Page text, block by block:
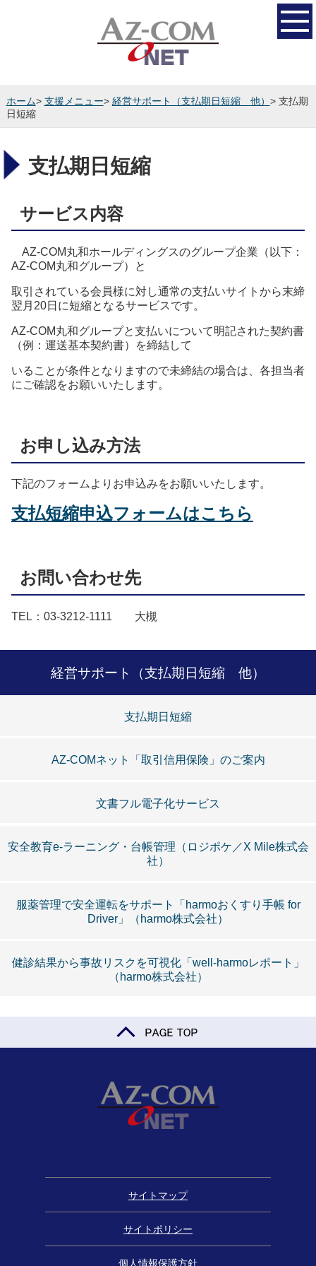
ホーム> 支援メニュー> 経営サポート（支払期日短縮 他） > 支払期
日短縮
支払期日短縮
サービス内容
AZ-COM丸和ホールディングスのグループ企業（以下：
AZ-COM丸和グループ）と
取引されている会員様に対し通常の支払いサイトから末締
翌月20日に短縮となるサービスです。
AZ-COM丸和グループと支払いについて明記された契約書
（例：運送基本契約書）を締結して
いることが条件となりますので未締結の場合は、各担当者
にご確認をお願いいたします。
お申し込み方法
下記のフォームよりお申込みをお願いいたします。
支払短縮申込フォームはこちら
お問い合わせ先
TEL：03-3212-1111 大槻
経営サポート（支払期日短縮 他）
支払期日短縮
AZ-COMネット「取引信用保険」のご案内
文書フル電子化サービス
安全教育e-ラーニング・台帳管理（ロジポケ／X Mile株式会
社）
服薬管理で安全運転をサポート「harmoおくすり手帳 for
Driver」（harmo株式会社）
健診結果から事故リスクを可視化「well-harmoレポート」
（harmo株式会社）
サイトマップ
サイトポリシー
個人情報保護方針